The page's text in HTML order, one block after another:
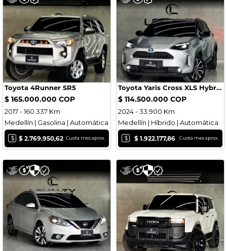
Toyota 4Runner SR5
$ 165.000.000 COP
2017 - 160.337 Km
Medellín | Gasolina | Automática
$ $ 2.769.950,62 Cuota mes aprox.
Toyota Yaris Cross XLS Hybrid
$ 114.500.000 COP
2024 - 33.900 Km
Medellín | Híbrido | Automática
$ $ 1.922.177,86 Cuota mes aprox.